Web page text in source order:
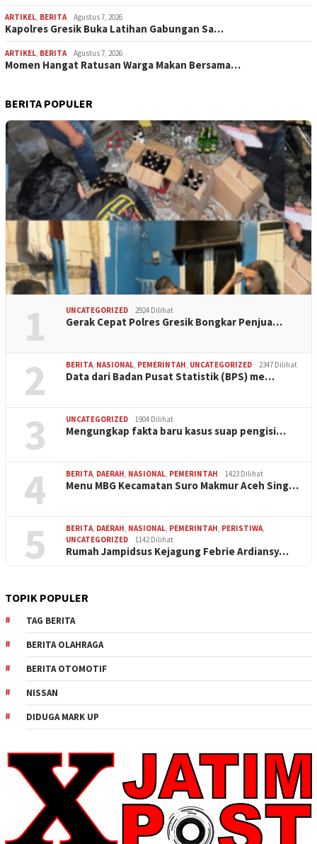
ARTIKEL BERITA Agustus 7, 2026
Kapolres Gresik Buka Latihan Gabungan Sa…
ARTIKEL BERITA Agustus 7, 2026
Momen Hangat Ratusan Warga Makan Bersama…
BERITA POPULER
1 UNCATEGORIZED 2924 Dilihat
Gerak Cepat Polres Gresik Bongkar Penjua…
2 BERITA NASIONAL PEMERINTAH UNCATEGORIZED 2347 Dilihat
Data dari Badan Pusat Statistik (BPS) me…
3 UNCATEGORIZED 1904 Dilihat
Mengungkap fakta baru kasus suap pengisi…
4 BERITA DAERAH NASIONAL PEMERINTAH 1423 Dilihat
Menu MBG Kecamatan Suro Makmur Aceh Sing…
5 BERITA DAERAH NASIONAL PEMERINTAH PERISTIWA
UNCATEGORIZED
1142 Dilihat
Rumah Jampidsus Kejagung Febrie Ardiansy…
TOPIK POPULER
TAG BERITA
BERITA OLAHRAGA
BERITA OTOMOTIF
NISSAN
DIDUGA MARK UP